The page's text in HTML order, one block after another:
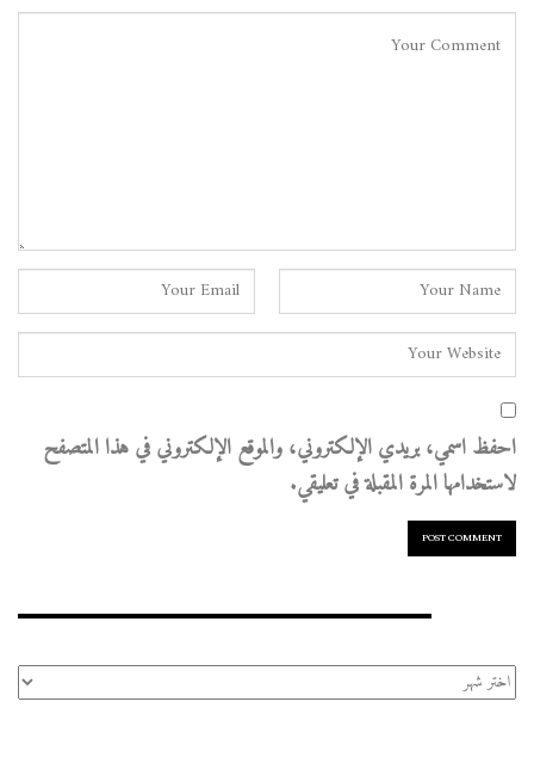
احفظ اسمي، بريدي الإلكتروني، والموقع الإلكتروني في هذا المتصفح
لاستخدامها المرة المقبلة في تعليقي.
الأرشيف